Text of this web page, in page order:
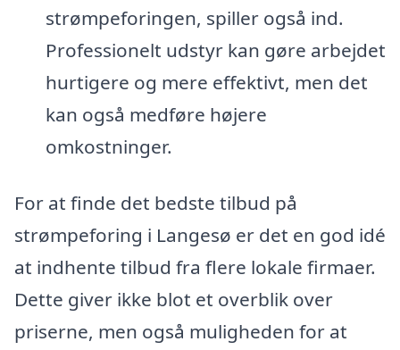
strømpeforingen, spiller også ind.
Professionelt udstyr kan gøre arbejdet
hurtigere og mere effektivt, men det
kan også medføre højere
omkostninger.
For at finde det bedste tilbud på
strømpeforing i Langesø er det en god idé
at indhente tilbud fra flere lokale firmaer.
Dette giver ikke blot et overblik over
priserne, men også muligheden for at